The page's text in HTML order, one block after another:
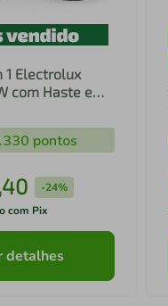
1 Electrolux
com Haste em
pontos
40 -24%
com Pix
detalhes